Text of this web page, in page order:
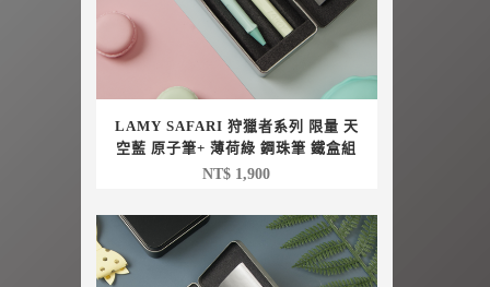
LAMY SAFARI 狩獵者系列 限量 天
空藍 原子筆+ 薄荷綠 鋼珠筆 鐵盒組
NT$ 1,900